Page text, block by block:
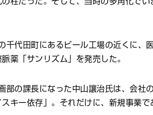
代田町にあるビール工場の近くに、
薬「サンリズム」を発売した。
の課長になった中山讓治氏は、会社
キー依存」。それだけに、新規事業で